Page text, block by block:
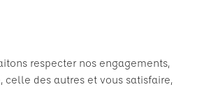
respecter nos engagements,
celle des autres et vous satisfaire,